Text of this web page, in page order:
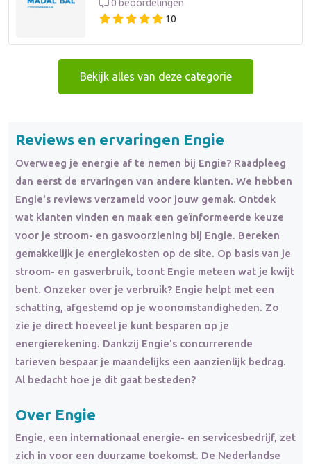
0 beoordelingen
10
Bekijk alles van deze categorie
Reviews en ervaringen Engie
Overweeg je energie af te nemen bij Engie? Raadpleeg
dan eerst de ervaringen van andere klanten. We hebben
Engie's reviews verzameld voor jouw gemak. Ontdek
wat klanten vinden en maak een geïnformeerde keuze
voor je stroom- en gasvoorziening bij Engie. Bereken
gemakkelijk je energiekosten op de site. Op basis van je
stroom- en gasverbruik, toont Engie meteen wat je kwijt
bent. Onzeker over je verbruik? Engie helpt met een
schatting, afgestemd op je woonomstandigheden. Zo
zie je direct hoeveel je kunt besparen op je
energierekening. Dankzij Engie's concurrerende
tarieven bespaar je maandelijks een aanzienlijk bedrag.
Al bedacht hoe je dit gaat besteden?
Over Engie
Engie, een internationaal energie- en servicesbedrijf, zet
zich in voor een duurzame toekomst. De Nederlandse